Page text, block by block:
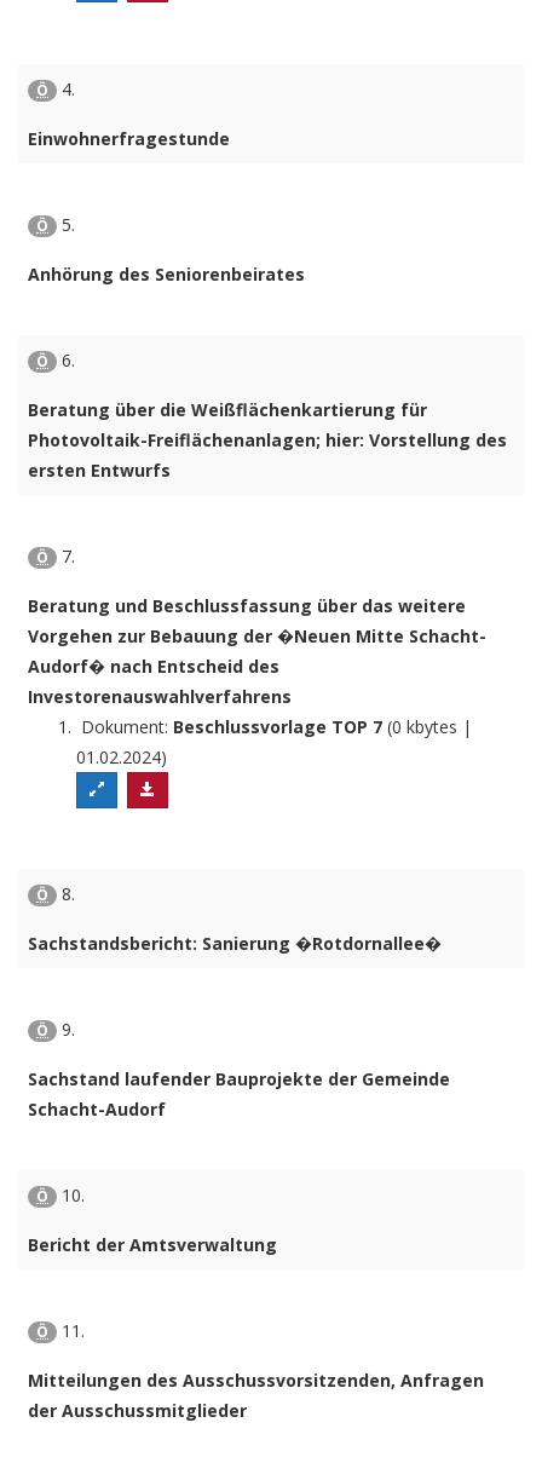
Ö 4.
Einwohnerfragestunde
Ö 5.
Anhörung des Seniorenbeirates
Ö 6.
Beratung über die Weißflächenkartierung für
Photovoltaik-Freiflächenanlagen; hier: Vorstellung des
ersten Entwurfs
Ö 7.
Beratung und Beschlussfassung über das weitere
Vorgehen zur Bebauung der �Neuen Mitte Schacht-
Audorf� nach Entscheid des
Investorenauswahlverfahrens
Dokument: Beschlussvorlage TOP 7 (0 kbytes |
01.02.2024)
Ö 8.
Sachstandsbericht: Sanierung �Rotdornallee�
Ö 9.
Sachstand laufender Bauprojekte der Gemeinde
Schacht-Audorf
Ö 10.
Bericht der Amtsverwaltung
Ö 11.
Mitteilungen des Ausschussvorsitzenden, Anfragen
der Ausschussmitglieder